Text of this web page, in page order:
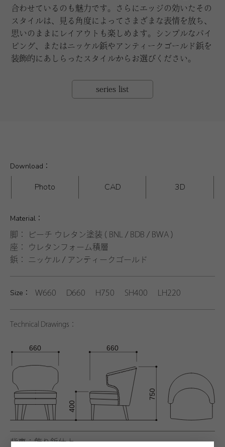
合わせているのも魅力です。さらにエッジの効いたその
スタイルは、見る角度によってさまざまな表情を放ち、
思いのままにレイアウトも楽しめます。シンプルなパイ
ピング、またはニッケル鋲やアンティークゴールド鋲を
装飾的にあしらったスタイルからお選びください。
series list
Download：
Photo CAD 3D
Material：
脚： ビーチ ウレタン塗装 ( BNL / BDB / BWA )
座： ウレタンフォーム積層
鋲： ニッケル / アンティークゴールド
Size： W660 D660 H750 SH400 LH220
Technical Drawings：
背裏：飾り鋲仕上